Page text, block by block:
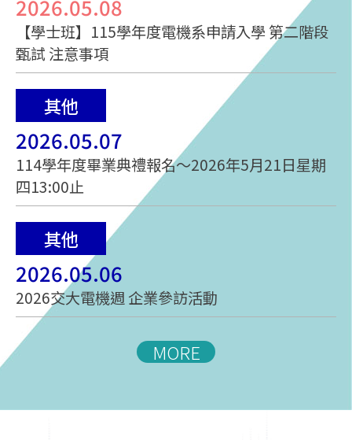
2026.05.08
【學士班】115學年度電機系申請入學 第二階段
甄試 注意事項
其他
2026.05.07
114學年度畢業典禮報名～2026年5月21日星期
四13:00止
其他
2026.05.06
2026交大電機週 企業參訪活動
MORE